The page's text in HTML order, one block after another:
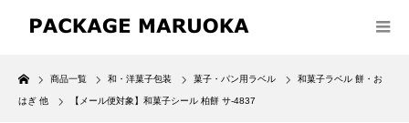
Home
商品一覧 和・洋菓子包装 菓子・パン用ラベル 和菓子ラベル 餅・お
はぎ 他 【メール便対象】和菓子シール 柏餅 サ-4837